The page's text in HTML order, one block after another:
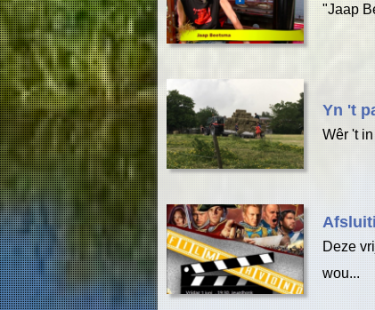
"Jaap
Yn 't
Wêr 't
Deze
wou...